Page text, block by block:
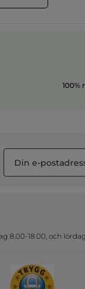
100%
8.00-18.00, och